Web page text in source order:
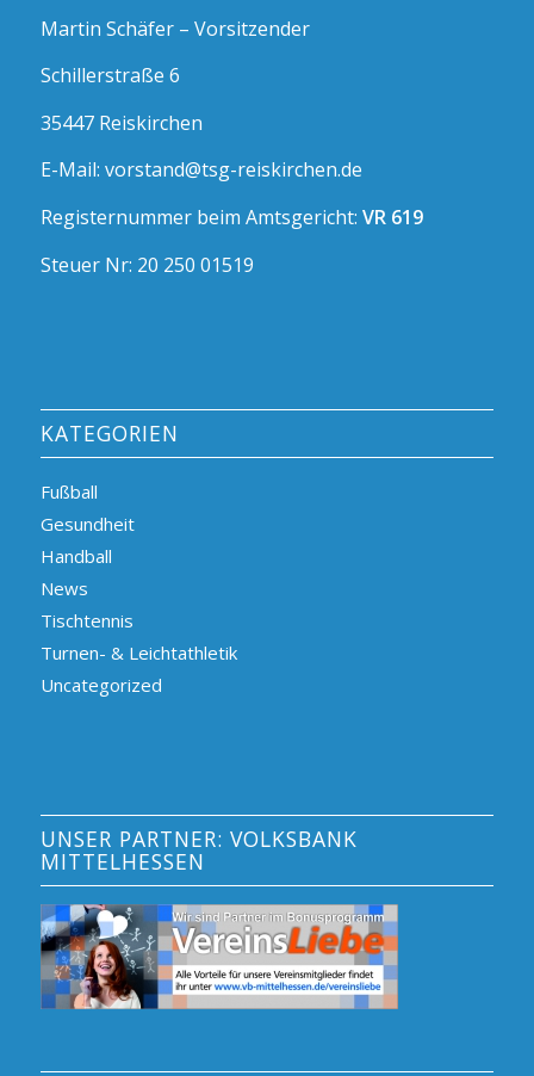
Martin Schäfer – Vorsitzender
Schillerstraße 6
35447 Reiskirchen
E-Mail: vorstand@tsg-reiskirchen.de
Registernummer beim Amtsgericht: VR 619
Steuer Nr: 20 250 01519
KATEGORIEN
Fußball
Gesundheit
Handball
News
Tischtennis
Turnen- & Leichtathletik
Uncategorized
UNSER PARTNER: VOLKSBANK
MITTELHESSEN